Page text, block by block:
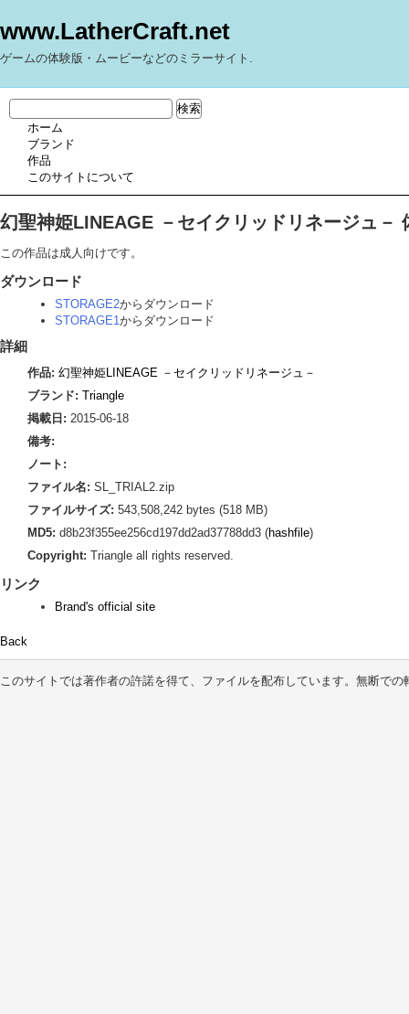
www.LatherCraft.net
ゲームの体験版・ムービーなどのミラーサイト.
ホーム
ブランド
作品
このサイトについて
幻聖神姫LINEAGE －セイクリッドリネージュ－
この作品は成人向けです。
ダウンロード
STORAGE2からダウンロード
STORAGE1からダウンロード
詳細
作品: 幻聖神姫LINEAGE －セイクリッドリネージュ－
ブランド: Triangle
掲載日: 2015-06-18
備考:
ノート:
ファイル名: SL_TRIAL2.zip
ファイルサイズ: 543,508,242 bytes (518 MB)
MD5: d8b23f355ee256cd197dd2ad37788dd3 (hashfile)
Copyright: Triangle all rights reserved.
リンク
Brand's official site
Back
このサイトでは著作者の許諾を得て、ファイルを配布しています。無断での